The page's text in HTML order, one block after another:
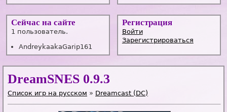
Сейчас на сайте
1 пользователь.
AndreykaakaGarip161
Регистрация
Войти
Зарегистрироваться
DreamSNES 0.9.3
Список игр на русском » Dreamcast (DC)